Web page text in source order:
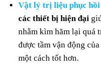
Vật lý trị liệu phục hồi
các thiết bị hiện đại
nhằm kìm hãm lại quá
được tầm vận động
một cách tốt hơn.